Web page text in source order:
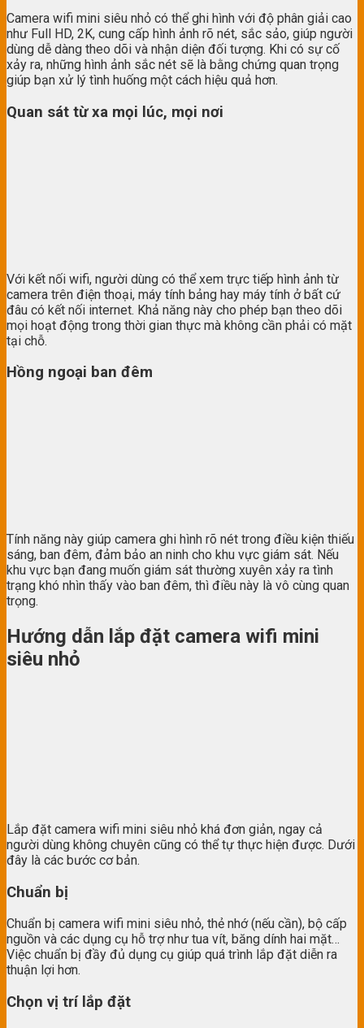
Camera wifi mini siêu nhỏ có thể ghi hình với độ phân giải cao
như Full HD, 2K, cung cấp hình ảnh rõ nét, sắc sảo, giúp người
dùng dễ dàng theo dõi và nhận diện đối tượng. Khi có sự cố
xảy ra, những hình ảnh sắc nét sẽ là bằng chứng quan trọng
giúp bạn xử lý tình huống một cách hiệu quả hơn.
Quan sát từ xa mọi lúc, mọi nơi
Với kết nối wifi, người dùng có thể xem trực tiếp hình ảnh từ
camera trên điện thoại, máy tính bảng hay máy tính ở bất cứ
đâu có kết nối internet. Khả năng này cho phép bạn theo dõi
mọi hoạt động trong thời gian thực mà không cần phải có mặt
tại chỗ.
Hồng ngoại ban đêm
Tính năng này giúp camera ghi hình rõ nét trong điều kiện thiếu
sáng, ban đêm, đảm bảo an ninh cho khu vực giám sát. Nếu
khu vực bạn đang muốn giám sát thường xuyên xảy ra tình
trạng khó nhìn thấy vào ban đêm, thì điều này là vô cùng quan
trọng.
Hướng dẫn lắp đặt camera wifi mini
siêu nhỏ
Lắp đặt camera wifi mini siêu nhỏ khá đơn giản, ngay cả
người dùng không chuyên cũng có thể tự thực hiện được. Dưới
đây là các bước cơ bản.
Chuẩn bị
Chuẩn bị camera wifi mini siêu nhỏ, thẻ nhớ (nếu cần), bộ cấp
nguồn và các dụng cụ hỗ trợ như tua vít, băng dính hai mặt…
Việc chuẩn bị đầy đủ dụng cụ giúp quá trình lắp đặt diễn ra
thuận lợi hơn.
Chọn vị trí lắp đặt